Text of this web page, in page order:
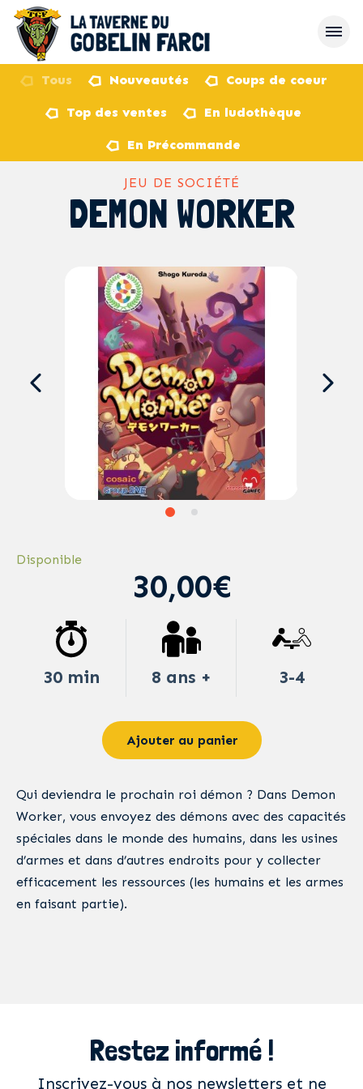
Tous Nouveautés Coups de coeur
Top des ventes En ludothèque
En Précommande
JEU DE SOCIÉTÉ
DEMON WORKER
Disponible
30,00€
30 min 8 ans + 3-4
Ajouter au panier
Qui deviendra le prochain roi démon ? Dans Demon
Worker, vous envoyez des démons avec des capacités
spéciales dans le monde des humains, dans les usines
d’armes et dans d’autres endroits pour y collecter
efficacement les ressources (les humains et les armes
en faisant partie).
Restez informé !
Inscrivez-vous à nos newsletters et ne